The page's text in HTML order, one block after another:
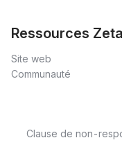
Ressources
Site web
Communauté
Clause de non-